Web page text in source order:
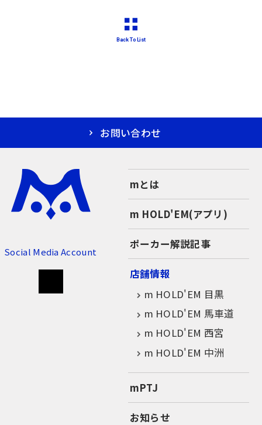
Back To List
お問い合わせ
Social Media Account
mとは
m HOLD'EM(アプリ)
ポーカー解説記事
店舗情報
m HOLD'EM 目黒
m HOLD'EM 馬車道
m HOLD'EM 西宮
m HOLD'EM 中洲
mPTJ
お知らせ